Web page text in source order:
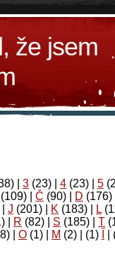
že jsem
3 (23) 4 (23) 5
(109) Č (90) D (176)
J (201) K (183) L
R (82) S (185) T
Ο (1) М (2)
(1)